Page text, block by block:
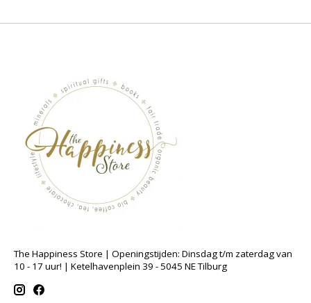
The Happiness Store | Openingstijden: Dinsdag t/m zaterdag van
10 - 17 uur! | Ketelhavenplein 39 - 5045 NE Tilburg